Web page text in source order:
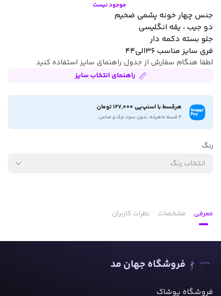
موجود نیست
جنس چهار خونه پشمی ضخیم
دو جیب ، یقه انگلیسی
جلو بسته دکمه دار
فری سایز مناسب ۳۶الی۴۴
لطفا هنگام سفارش از جدول راهنمای سایز استفاده کنید
راهنمای انتخاب سایز
هرقسط با اسنپ‌پی 127,000 تومان
۴ قسط ماهیانه. بدون سود،چک و ضامن.
رنگ
انتخاب رنگ
معرفی مشخصات نظرات کاربران
فروشگاه جهان مد
فروشگاه پوشاک